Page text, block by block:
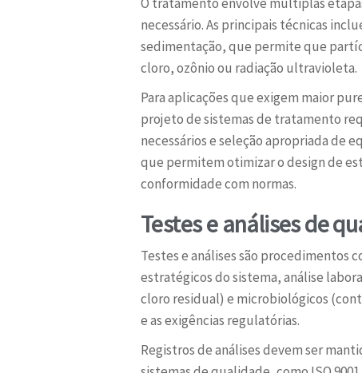
necessário. As principais técnicas
sedimentação, que permite que
cloro, ozônio ou radiação ultravioleta.
Para aplicações que exigem maior
projeto de sistemas de tratamento
necessários e seleção apropriada de
que permitem otimizar o design de
conformidade com normas.
Testes e análises de
Testes e análises são procedimentos
estratégicos do sistema, análise
cloro residual) e microbiológicos
e as exigências regulatórias.
Registros de análises devem ser